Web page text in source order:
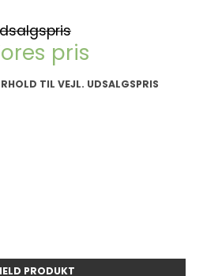
pris
TIL VEJL. UDSALGSPRIS
PRODUKT